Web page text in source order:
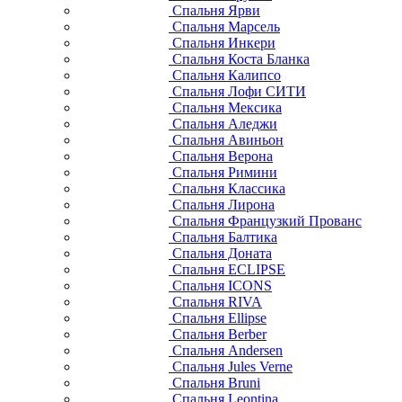
Спальня Ярви
Спальня Марсель
Спальня Инкери
Спальня Коста Бланка
Спальня Калипсо
Спальня Лофи СИТИ
Спальня Мексика
Спальня Аледжи
Спальня Авиньон
Спальня Верона
Спальня Римини
Спальня Классика
Спальня Лирона
Спальня Французкий Прованс
Спальня Балтика
Спальня Доната
Спальня ECLIPSE
Спальня ICONS
Спальня RIVA
Спальня Ellipse
Спальня Berber
Спальня Andersen
Спальня Jules Verne
Спальня Bruni
Спальня Leontina